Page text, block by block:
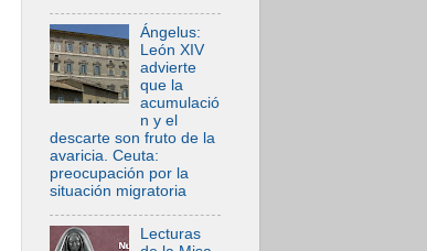
Ángelus:
León XIV
advierte
que la
acumulació
n y el
descarte son fruto de la
avaricia. Ceuta:
preocupación por la
situación migratoria
Lecturas